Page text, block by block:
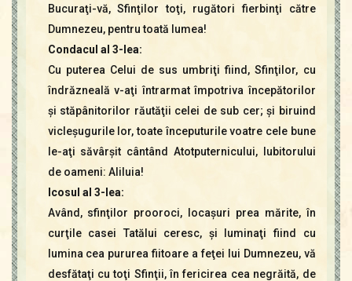
Bucuraţi-vă, Sfinţilor toţi, rugători fierbinţi către
Dumnezeu, pentru toată lumea!
Condacul al 3-lea:
Cu puterea Celui de sus umbriţi fiind, Sfinţilor, cu
îndrăzneală v-aţi întrarmat împotriva începătorilor
şi stăpânitorilor răutăţii celei de sub cer; şi biruind
vicleşugurile lor, toate începuturile voatre cele bune
le-aţi săvârşit cântând Atotputernicului, Iubitorului
de oameni: Aliluia!
Icosul al 3-lea:
Având, sfinţilor prooroci, locaşuri prea mărite, în
curţile casei Tatălui ceresc, şi luminaţi fiind cu
lumina cea pururea fiitoare a feţei lui Dumnezeu, vă
desfătaţi cu toţi Sfinţii, în fericirea cea negrăită, de